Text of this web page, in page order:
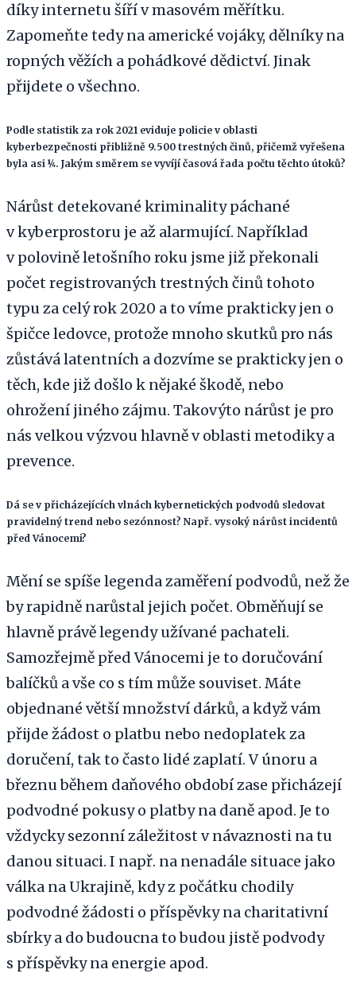
díky internetu šíří v masovém měřítku.
Zapomeňte tedy na americké vojáky, dělníky na
ropných věžích a pohádkové dědictví. Jinak
přijdete o všechno.
Podle statistik za rok 2021 eviduje policie v oblasti
kyberbezpečnosti přibližně 9.500 trestných činů, přičemž vyřešena
byla asi ¼. Jakým směrem se vyvíjí časová řada počtu těchto útoků?
Nárůst detekované kriminality páchané
v kyberprostoru je až alarmující. Například
v polovině letošního roku jsme již překonali
počet registrovaných trestných činů tohoto
typu za celý rok 2020 a to víme prakticky jen o
špičce ledovce, protože mnoho skutků pro nás
zůstává latentních a dozvíme se prakticky jen o
těch, kde již došlo k nějaké škodě, nebo
ohrožení jiného zájmu. Takovýto nárůst je pro
nás velkou výzvou hlavně v oblasti metodiky a
prevence.
Dá se v přicházejících vlnách kybernetických podvodů sledovat
pravidelný trend nebo sezónnost? Např. vysoký nárůst incidentů
před Vánocemi?
Mění se spíše legenda zaměření podvodů, než že
by rapidně narůstal jejich počet. Obměňují se
hlavně právě legendy užívané pachateli.
Samozřejmě před Vánocemi je to doručování
balíčků a vše co s tím může souviset. Máte
objednané větší množství dárků, a když vám
přijde žádost o platbu nebo nedoplatek za
doručení, tak to často lidé zaplatí. V únoru a
březnu během daňového období zase přicházejí
podvodné pokusy o platby na daně apod. Je to
vždycky sezonní záležitost v návaznosti na tu
danou situaci. I např. na nenadále situace jako
válka na Ukrajině, kdy z počátku chodily
podvodné žádosti o příspěvky na charitativní
sbírky a do budoucna to budou jistě podvody
s příspěvky na energie apod.